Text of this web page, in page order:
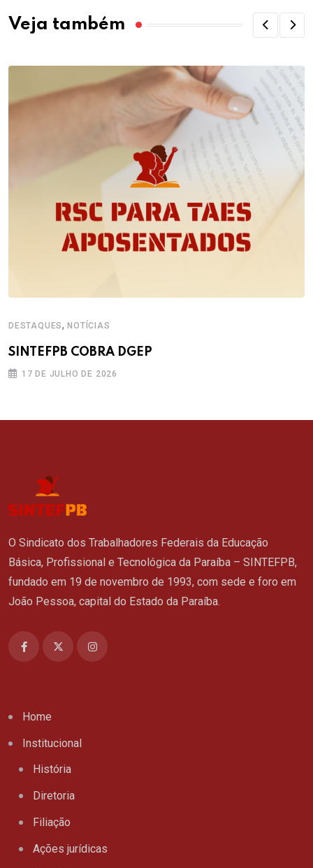
Veja também
DESTAQUES,NOTÍCIAS
SINTEFPB COBRA DGEP
17 DE JULHO DE 2026
O Sindicato dos Trabalhadores Federais da Educação
Básica, Profissional e Tecnológica da Paraíba – SINTEFPB,
fundado em 19 de novembro de 1993, com sede e foro em
João Pessoa, capital do Estado da Paraíba.
Home
Institucional
História
Diretoria
Filiação
Ações jurídicas